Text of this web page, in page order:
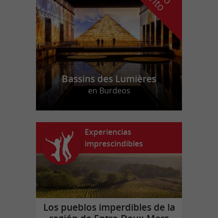
Bassins des Lumières
en Burdeos
Experiencias
imprescindibles
Los pueblos imperdibles de la